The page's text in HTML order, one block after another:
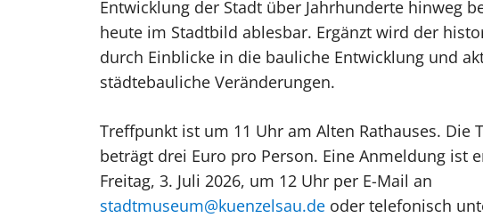
Entwicklung der Stadt über Jahrhunderte hinweg
heute im Stadtbild ablesbar. Ergänzt wird der
durch Einblicke in die bauliche Entwicklung und
städtebauliche Veränderungen.
Treffpunkt ist um 11 Uhr am Alten Rathauses. Die
beträgt drei Euro pro Person. Eine Anmeldung ist
Freitag, 3. Juli 2026, um 12 Uhr per E-Mail an
stadtmuseum@kuenzelsau.de oder telefonisch